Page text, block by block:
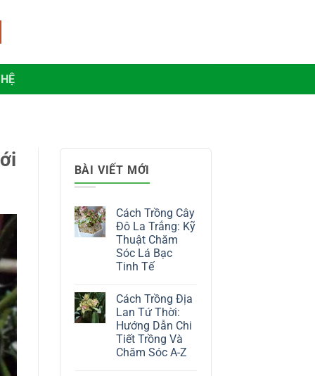
BÀI VIẾT MỚI
Cách Trồng Cây
Đô La Trắng: Kỹ
Thuật Chăm
Sóc Lá Bạc
Tinh Tế
bình
luận
ở
Cách
Trồng
Cây
Đô
Cách Trồng Địa
Lan Tứ Thời:
Hướng Dẫn Chi
Tiết Trồng Và
Chăm Sóc A-Z